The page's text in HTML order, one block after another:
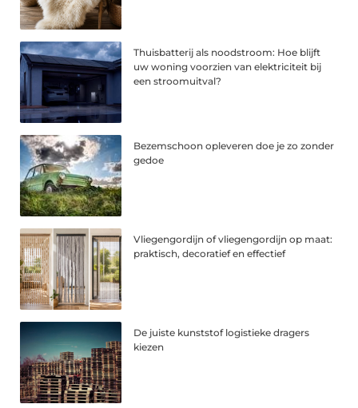
Thuisbatterij als noodstroom: Hoe blijft
uw woning voorzien van elektriciteit bij
een stroomuitval?
Bezemschoon opleveren doe je zo zonder
gedoe
Vliegengordijn of vliegengordijn op maat:
praktisch, decoratief en effectief
De juiste kunststof logistieke dragers
kiezen